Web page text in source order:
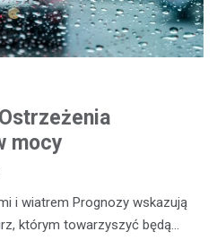
mocy
i wiatrem Prognozy wskazują
którym towarzyszyć będą…